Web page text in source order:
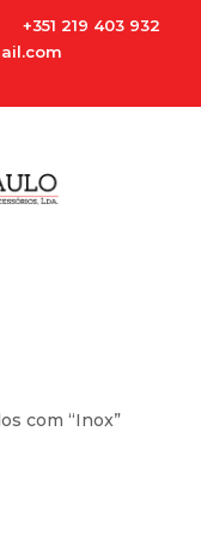
+351 219 403 932
com “Inox”